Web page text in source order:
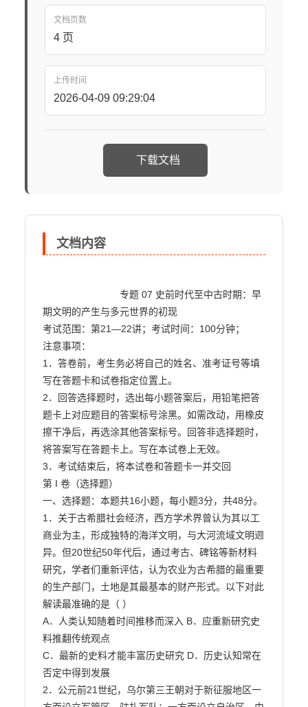
文档页数
4 页
上传时间
2026-04-09 09:29:04
下载文档
文档内容
期文明的产生与多元世界的初现
考试范围：第21—22讲；考试时间：100分钟；
注意事项：
1．答卷前，考生务必将自己的姓名、准考证号等填
写在答题卡和试卷指定位置上。
2．回答选择题时，选出每小题答案后，用铅笔把答
题卡上对应题目的答案标号涂黑。如需改动，用橡皮
擦干净后，再选涂其他答案标号。回答非选择题时，
将答案写在答题卡上。写在本试卷上无效。
3．考试结束后，将本试卷和答题卡一并交回
第 I 卷（选择题）
一、选择题：本题共16小题，每小题3分，共48分。
1．关于古希腊社会经济，西方学术界曾认为其以工
商业为主，形成独特的海洋文明，与大河流域文明迥
异。但20世纪50年代后，通过考古、碑铭等新材料
研究，学者们重新评估，认为农业为古希腊的最重要
的生产部门，土地是其最基本的财产形式。以下对此
解读最准确的是（ ）
A．人类认知随着时间推移而深入 B．应重新研究史
料推翻传统观点
C．最新的史料才能丰富历史研究 D．历史认知常在
否定中得到发展
2．公元前21世纪，乌尔第三王朝对于新征服地区一